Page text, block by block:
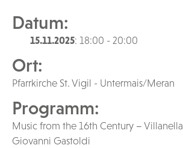
Datum:
15.11.2025: 18:00 - 20:00
Ort:
Pfarrkirche St. Vigil - Untermais/Meran
Programm:
Music from the 16th Century – Villanella
Giovanni Gastoldi